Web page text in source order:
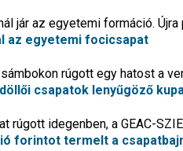
jár az egyetemi formáció.
az egyetemi focicsapat
rúgott egy hatost a
csapatok lenyűgöző
rúgott idegenben, a GEAC-
forintot termelt a